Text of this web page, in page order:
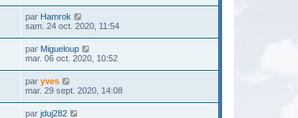
par Hamrok
sam. 24 oct. 2020, 11:54
par Migueloup
mar. 06 oct. 2020, 10:52
par yves
mar. 29 sept. 2020, 14:08
par jduj282